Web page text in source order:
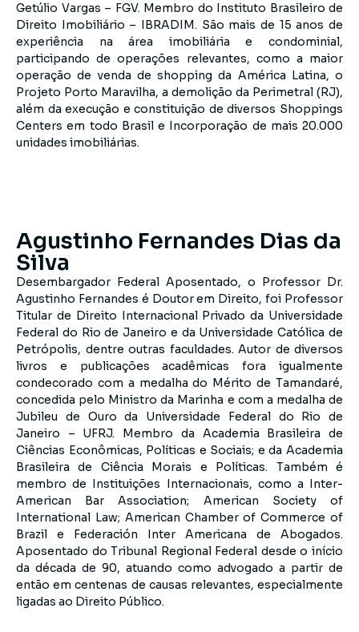
Getúlio Vargas – FGV. Membro do Instituto Brasileiro de
Direito Imobiliário – IBRADIM. São mais de 15 anos de
experiência na área imobiliária e condominial,
participando de operações relevantes, como a maior
operação de venda de shopping da América Latina, o
Projeto Porto Maravilha, a demolição da Perimetral (RJ),
além da execução e constituição de diversos Shoppings
Centers em todo Brasil e Incorporação de mais 20.000
unidades imobiliárias.
Agustinho Fernandes Dias da
Silva
Desembargador Federal Aposentado, o Professor Dr.
Agustinho Fernandes é Doutor em Direito, foi Professor
Titular de Direito Internacional Privado da Universidade
Federal do Rio de Janeiro e da Universidade Católica de
Petrópolis, dentre outras faculdades. Autor de diversos
livros e publicações acadêmicas fora igualmente
condecorado com a medalha do Mérito de Tamandaré,
concedida pelo Ministro da Marinha e com a medalha de
Jubileu de Ouro da Universidade Federal do Rio de
Janeiro – UFRJ. Membro da Academia Brasileira de
Ciências Econômicas, Políticas e Sociais; e da Academia
Brasileira de Ciência Morais e Políticas. Também é
membro de Instituições Internacionais, como a Inter-
American Bar Association; American Society of
International Law; American Chamber of Commerce of
Brazil e Federación Inter Americana de Abogados.
Aposentado do Tribunal Regional Federal desde o início
da década de 90, atuando como advogado a partir de
então em centenas de causas relevantes, especialmente
ligadas ao Direito Público.